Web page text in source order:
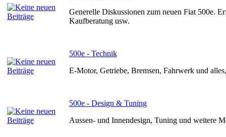
Generelle Diskussionen zum neuen Fiat 500e.
Kaufberatung usw.
500e - Technik
E-Motor, Getriebe, Bremsen, Fahrwerk und
500e - Design & Tuning
Aussen- und Innendesign, Tuning und weitere